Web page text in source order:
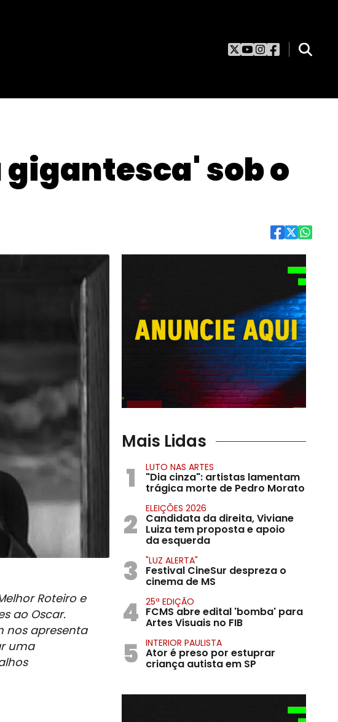
sob o
Roteiro e
ao Oscar.
nos apresenta
uma
Mais Lidas
1 LUTO NAS ARTES
"Dia cinza": artistas lamentam
trágica morte de Pedro Morato
2 ELEIÇÕES 2026
Candidata da direita, Viviane
Luiza tem proposta e apoio
da esquerda
3 "LUZ ALERTA"
Festival CineSur despreza o
cinema de MS
4 25ª EDIÇÃO
FCMS abre edital 'bomba' para
Artes Visuais no FIB
5 INTERIOR PAULISTA
Ator é preso por estuprar
criança autista em SP